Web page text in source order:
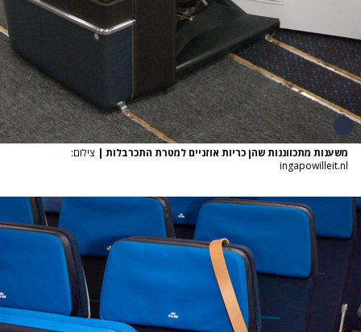
משענות מתכווננות שהן כריות אוזניים למטרת התכרבלות | צילום:
ingapowilleit.nl